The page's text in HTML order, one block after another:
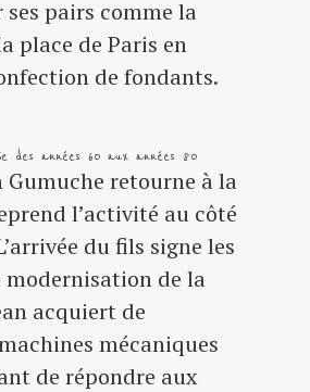
pairs comme la
place de Paris en
de fondants.
des années 60 aux années 80
Gumuche retourne à la
l’activité au côté
du fils signe les
modernisation de la
acquiert de
mécaniques
de répondre aux